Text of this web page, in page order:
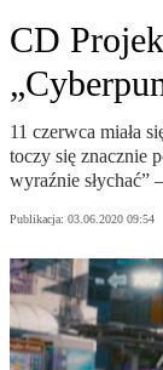
CD
11 czerwca miała
toczy się znacznie
wyraźnie słychać”
Publikacja: 03.06.2020 09:54